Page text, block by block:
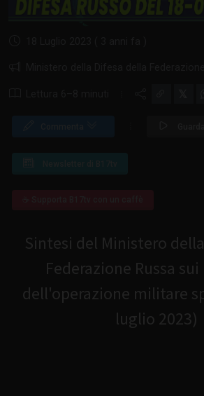
Sintesi del Ministero
Federazione Russa
dell'operazione militare
luglio 2023)